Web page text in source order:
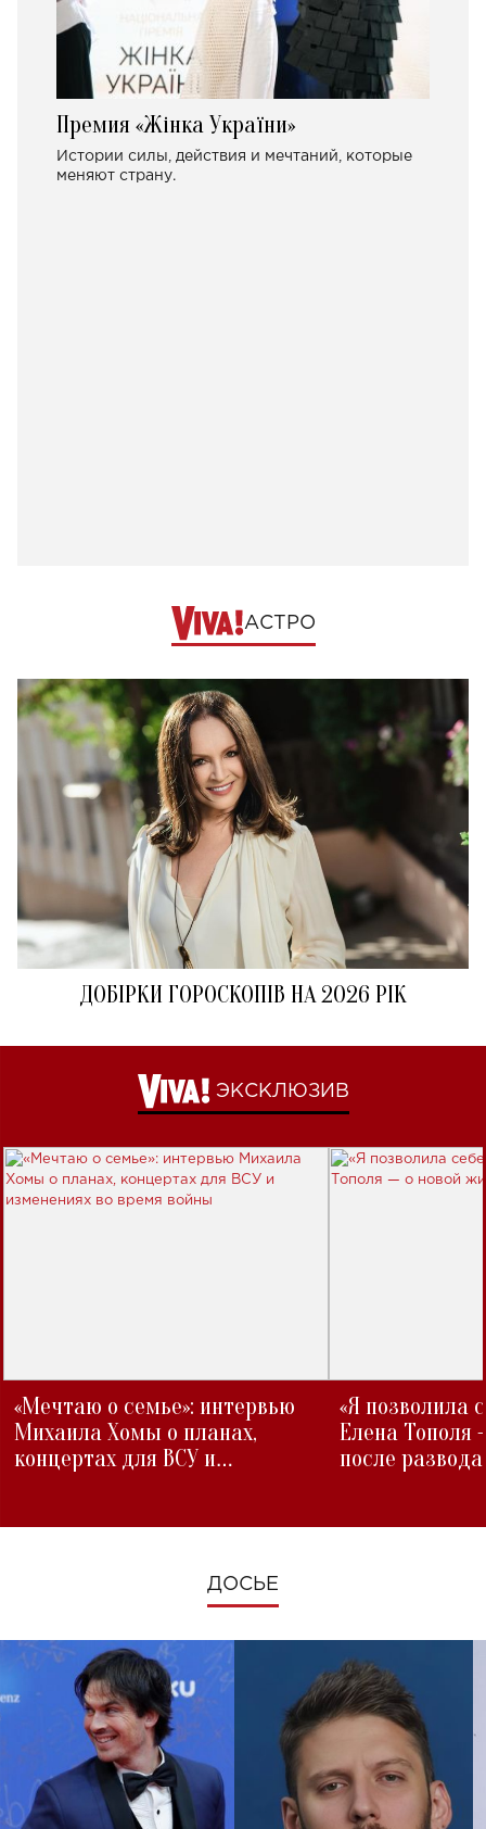
Премия «Жінка України»
Истории силы, действия и мечтаний, которые
меняют страну.
АСТРО
ДОБІРКИ ГОРОСКОПІВ НА 2026 РІК
ЭКСКЛЮЗИВ
«Мечтаю о семье»: интервью
Михаила Хомы о планах,
концертах для ВСУ и
«Я позволила
Елена Тополя
после развода
ДОСЬЕ